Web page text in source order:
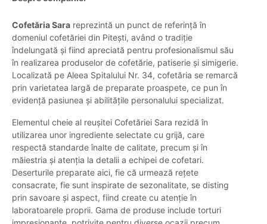
Cofetăria Sara reprezintă un punct de referință în
domeniul cofetăriei din Pitești, având o tradiție
îndelungată și fiind apreciată pentru profesionalismul său
în realizarea produselor de cofetărie, patiserie și simigerie.
Localizată pe Aleea Spitalului Nr. 34, cofetăria se remarcă
prin varietatea largă de preparate proaspete, ce pun în
evidență pasiunea și abilitățile personalului specializat.
Elementul cheie al reușitei Cofetăriei Sara rezidă în
utilizarea unor ingrediente selectate cu grijă, care
respectă standarde înalte de calitate, precum și în
măiestria și atenția la detalii a echipei de cofetari.
Deserturile preparate aici, fie că urmează rețete
consacrate, fie sunt inspirate de sezonalitate, se disting
prin savoare și aspect, fiind create cu atenție în
laboratoarele proprii. Gama de produse include torturi